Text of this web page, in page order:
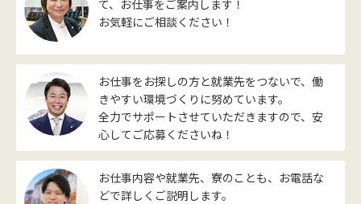
て、お仕事をご案内します！
お気軽にご相談ください！
お仕事をお探しの方と就業先をつないで、働
きやすい環境づくりに努めています。
全力でサポートさせていただきますので、安
心してご応募くださいね！
お仕事内容や就業先、寮のことも、お電話な
どで詳しくご説明します。